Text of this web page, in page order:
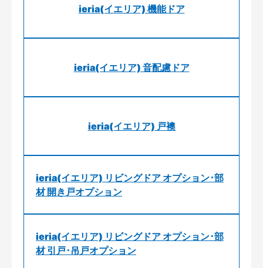
ieria(イエリア) 機能ドア
ieria(イエリア) 音配慮ドア
ieria(イエリア) 戸襖
ieria(イエリア) リビングドア オプション･部
材 開き戸オプション
ieria(イエリア) リビングドア オプション･部
材 引戸･吊戸オプション